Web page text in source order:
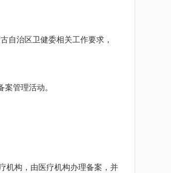
治区卫健委相关工作要求，
管理活动。
机构，由医疗机构办理备案，并